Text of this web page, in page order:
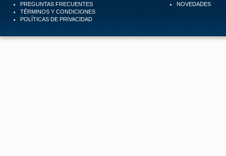
PREGUNTAS FRECUENTES
TÉRMINOS Y CONDICIONES
POLÍTICAS DE PRIVACIDAD
NOVEDADES